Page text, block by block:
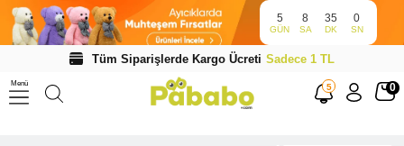
5
GÜN
8
SA
34
DK
59
SN
Tüm Siparişlerde Kargo Ücreti Sadece 1 TL
Menü 5 0